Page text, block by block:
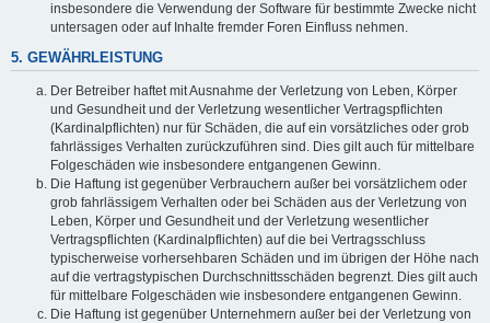
insbesondere die Verwendung der Software für bestimmte Zwecke nicht
untersagen oder auf Inhalte fremder Foren Einfluss nehmen.
5. GEWÄHRLEISTUNG
Der Betreiber haftet mit Ausnahme der Verletzung von Leben, Körper
und Gesundheit und der Verletzung wesentlicher Vertragspflichten
(Kardinalpflichten) nur für Schäden, die auf ein vorsätzliches oder grob
fahrlässiges Verhalten zurückzuführen sind. Dies gilt auch für mittelbare
Folgeschäden wie insbesondere entgangenen Gewinn.
Die Haftung ist gegenüber Verbrauchern außer bei vorsätzlichem oder
grob fahrlässigem Verhalten oder bei Schäden aus der Verletzung von
Leben, Körper und Gesundheit und der Verletzung wesentlicher
Vertragspflichten (Kardinalpflichten) auf die bei Vertragsschluss
typischerweise vorhersehbaren Schäden und im übrigen der Höhe nach
auf die vertragstypischen Durchschnittsschäden begrenzt. Dies gilt auch
für mittelbare Folgeschäden wie insbesondere entgangenen Gewinn.
Die Haftung ist gegenüber Unternehmern außer bei der Verletzung von